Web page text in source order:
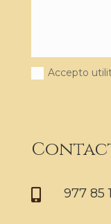
Accepto
 977 85